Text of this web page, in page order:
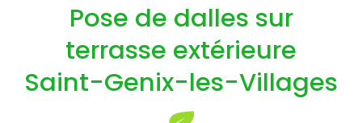
Pose de dalles sur
terrasse extérieure
Saint-Genix-les-Villages